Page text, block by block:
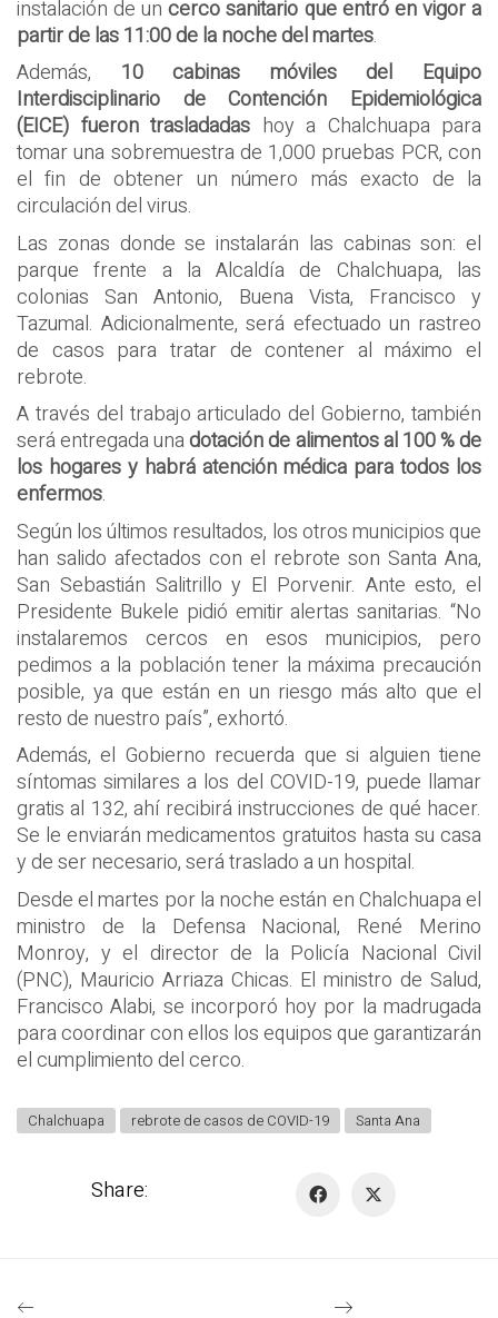
instalación de uncerco sanitario que entró en vigor a
partir de las 11:00 de la noche del martes.
Además, 10 cabinas móviles del Equipo
Interdisciplinario de Contención Epidemiológica
(EICE) fueron trasladadas hoy a Chalchuapa para
tomar una sobremuestra de 1,000 pruebas PCR, con
el fin de obtener un número más exacto de la
circulación del virus.
Las zonas donde se instalarán las cabinas son: el
parque frente a la Alcaldía de Chalchuapa, las
colonias San Antonio, Buena Vista, Francisco y
Tazumal. Adicionalmente, será efectuado un rastreo
de casos para tratar de contener al máximo el
rebrote.
A través del trabajo articulado del Gobierno, también
será entregada unadotación de alimentos al 100 % de
los hogares y habrá atención médica para todos los
enfermos.
Según los últimos resultados, los otros municipios que
han salido afectados con el rebrote son Santa Ana,
San Sebastián Salitrillo y El Porvenir. Ante esto, el
Presidente Bukele pidió emitir alertas sanitarias. “No
instalaremos cercos en esos municipios, pero
pedimos a la población tener la máxima precaución
posible, ya que están en un riesgo más alto que el
resto de nuestro país”, exhortó.
Además, el Gobierno recuerda que si alguien tiene
síntomas similares a los del COVID-19, puede llamar
gratis al 132, ahí recibirá instrucciones de qué hacer.
Se le enviarán medicamentos gratuitos hasta su casa
y de ser necesario, será traslado a un hospital.
Desde el martes por la noche están en Chalchuapa el
ministro de la Defensa Nacional, René Merino
Monroy, y el director de la Policía Nacional Civil
(PNC), Mauricio Arriaza Chicas. El ministro de Salud,
Francisco Alabi, se incorporó hoy por la madrugada
para coordinar con ellos los equipos que garantizarán
el cumplimiento del cerco.
Chalchuapa rebrote de casos de COVID-19 Santa Ana
Share: